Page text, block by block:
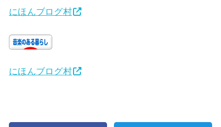
にほんブログ村
にほんブログ村